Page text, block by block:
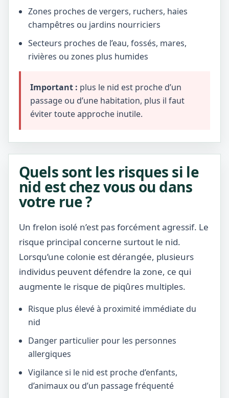
Zones proches de vergers, ruchers, haies
champêtres ou jardins nourriciers
Secteurs proches de l’eau, fossés, mares,
rivières ou zones plus humides
Important : plus le nid est proche d’un
passage ou d’une habitation, plus il faut
éviter toute approche inutile.
Quels sont les risques si le
nid est chez vous ou dans
votre rue ?
Un frelon isolé n’est pas forcément agressif. Le
risque principal concerne surtout le nid.
Lorsqu’une colonie est dérangée, plusieurs
individus peuvent défendre la zone, ce qui
augmente le risque de piqûres multiples.
Risque plus élevé à proximité immédiate du
nid
Danger particulier pour les personnes
allergiques
Vigilance si le nid est proche d’enfants,
d’animaux ou d’un passage fréquenté